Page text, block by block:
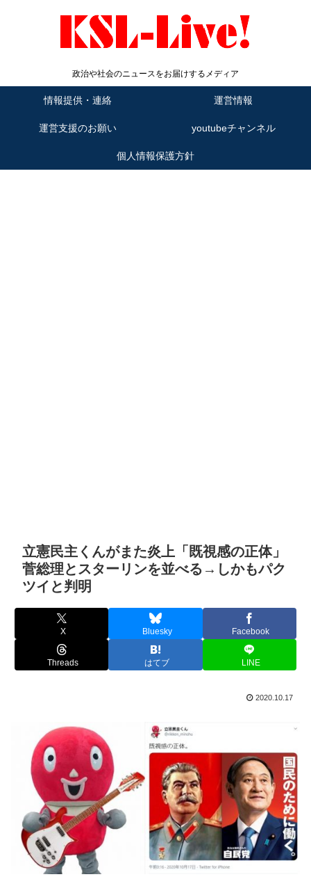
政治や社会のニュースをお届けするメディア
情報提供・連絡 運営情報
運営支援のお願い youtubeチャンネル
個人情報保護方針
立憲民主くんがまた炎上「既視感の正体」
菅総理とスターリンを並べる→しかもパク
ツイと判明
X Bluesky Facebook
Threads はてブ LINE
2020.10.17